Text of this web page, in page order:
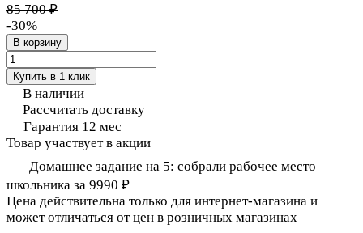
85 700 ₽
-30%
В корзину
Купить в 1 клик
В наличии
Рассчитать доставку
Гарантия 12 мес
Товар участвует в акции
Домашнее задание на 5: собрали рабочее место
школьника за 9990 ₽
Цена действительна только для интернет-магазина и
может отличаться от цен в розничных магазинах